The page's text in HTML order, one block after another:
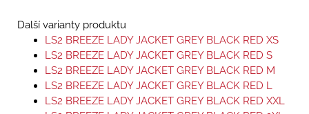
Další varianty produktu
LS2 BREEZE LADY JACKET GREY BLACK RED XS
LS2 BREEZE LADY JACKET GREY BLACK RED S
LS2 BREEZE LADY JACKET GREY BLACK RED M
LS2 BREEZE LADY JACKET GREY BLACK RED L
LS2 BREEZE LADY JACKET GREY BLACK RED XXL